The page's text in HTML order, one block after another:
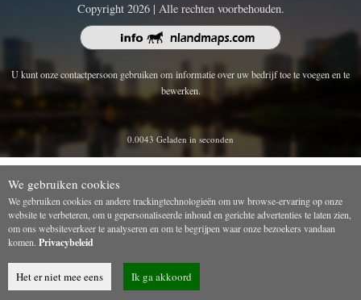
Copyright 2026 | Alle rechten voorbehouden.
U kunt onze contactpersoon gebruiken om informatie over uw bedrijf toe te voegen en te
bewerken.
0.0043 Geladen in seconden
We gebruiken cookies
We gebruiken cookies en andere trackingtechnologieën om uw browse-ervaring op onze
website te verbeteren, om u gepersonaliseerde inhoud en gerichte advertenties te laten zien,
om ons websiteverkeer te analyseren en om te begrijpen waar onze bezoekers vandaan
komen. Privacybeleid
Het er niet mee eens Ik ga akkoord